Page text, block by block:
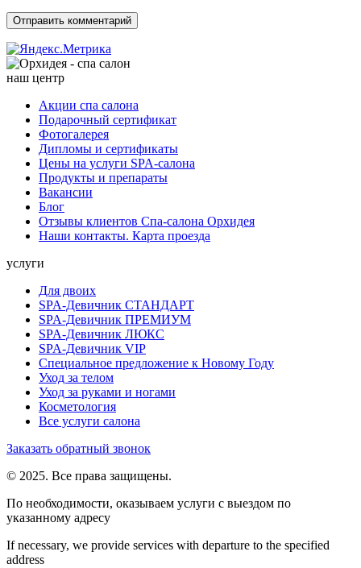
наш центр
Акции спа салона
Подарочный сертификат
Фотогалерея
Дипломы и сертификаты
Цены на услуги SPA-салона
Продукты и препараты
Вакансии
Блог
Отзывы клиентов Спа-салона Орхидея
Наши контакты. Карта проезда
услуги
Для двоих
SPA-Девичник СТАНДАРТ
SPA-Девичник ПРЕМИУМ
SPA-Девичник ЛЮКС
SPA-Девичник VIP
Специальное предложение к Новому Году
Уход за телом
Уход за руками и ногами
Косметология
Все услуги салона
Заказать обратный звонок
© 2025. Все права защищены.
По необходимости, оказываем услуги с выездом по
указанному адресу
If necessary, we provide services with departure to the specified
address